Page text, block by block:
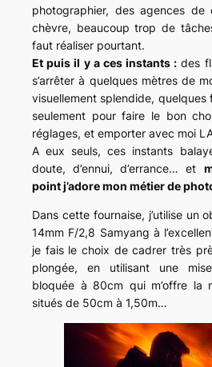
photographier, des agences de
chèvre, beaucoup trop de
faut réaliser pourtant.
Et puis il y a ces instants : des
s’arrêter à quelques mètres de
visuellement splendide,
seulement pour faire le bon
réglages, et emporter avec moi
A eux seuls, ces instants
doute, d’ennui, d’errance… et
point j’adore mon métier de
Dans cette fournaise, j’utilise un
14mm F/2,8 Samyang à
je fais le choix de cadrer très
plongée, en utilisant une
bloquée à 80cm qui m’offre la
situés de 50cm à 1,50m…